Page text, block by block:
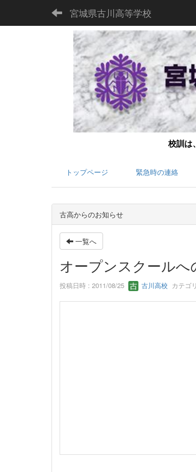
宮城県古川高等学校
校訓は、
トップページ 緊急時の連絡
古高からのお知らせ
一覧へ
オープンスクール
投稿日時 : 2011/08/25 古川高校 カテゴ